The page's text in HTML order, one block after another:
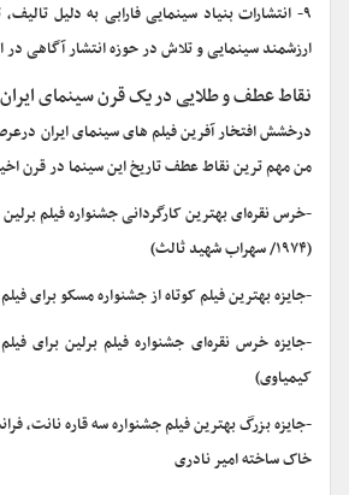
۹- انتشارات بنیاد سینمایی فارابی به دلیل
ارزشمند سینمایی و تلاش در حوزه انتشار آگاهی در
نقاط عطف و طلایی در یک قرن سینمای ایران
درخشش افتخار آفرین فیلم های سینمای ایران
من مهم ترین نقاط عطف تاریخ این سینما در قرن
-خرس نقره‌ای بهترین کارگردانی جشنواره فیلم
(۱۹۷۴/ سهراب شهید ثالث)
-جایزه بهترین فیلم کوتاه از جشنواره مسکو برای
کیمیاوی)
خاک ساخته امیر نادری